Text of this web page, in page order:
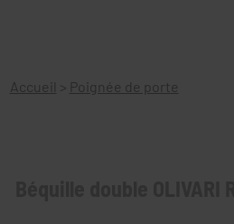
Accueil > Poignée de porte